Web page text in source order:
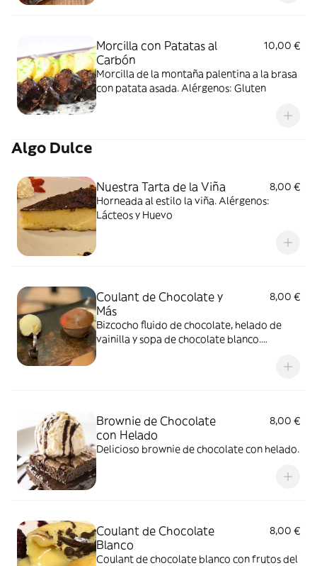
Morcilla con Patatas al
Carbón
10,00 €
Morcilla de la montaña palentina a la brasa
con patata asada. Alérgenos: Gluten
Algo Dulce
Nuestra Tarta de la Viña
8,00 €
Horneada al estilo la viña. Alérgenos:
Lácteos y Huevo
Coulant de Chocolate y
Más
8,00 €
Bizcocho fluido de chocolate, helado de
vainilla y sopa de chocolate blanco.
Brownie de Chocolate
con Helado
8,00 €
Delicioso brownie de chocolate con helado.
Coulant de Chocolate
Blanco
8,00 €
Coulant de chocolate blanco con frutos del